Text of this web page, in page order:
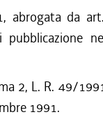
abrogata da
2, L. R. 49/
1991.